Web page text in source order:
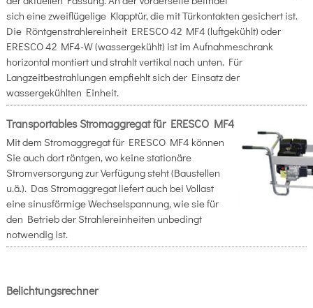
sich eine zweiflügelige Klapptür, die mit Türkontakten gesichert ist.
Die Röntgenstrahlereinheit ERESCO 42 MF4 (luftgekühlt) oder
ERESCO 42 MF4-W (wassergekühlt) ist im Aufnahmeschrank
horizontal montiert und strahlt vertikal nach unten. Für
Langzeitbestrahlungen empfiehlt sich der Einsatz der
wassergekühlten Einheit.
Transportables Stromaggregat für ERESCO MF4
Mit dem Stromaggregat für ERESCO MF4 können
Sie auch dort röntgen, wo keine stationäre
Stromversorgung zur Verfügung steht (Baustellen
u.ä.). Das Stromaggregat liefert auch bei Vollast
eine sinusförmige Wechselspannung, wie sie für
den Betrieb der Strahlereinheiten unbedingt
notwendig ist.
Belichtungsrechner